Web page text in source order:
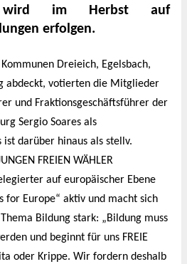
wird im Herbst auf
erfolgen.
Dreieich, Egelsbach,
abdeckt, votierten die Mitglieder
und Fraktionsgeschäftsführer der
Sergio Soares als
ist darüber hinaus als stellv.
FREIEN WÄHLER
auf europäischer Ebene
for Europe“ aktiv und macht sich
Bildung stark: „Bildung muss
und beginnt für uns FREIE
oder Krippe. Wir fordern deshalb